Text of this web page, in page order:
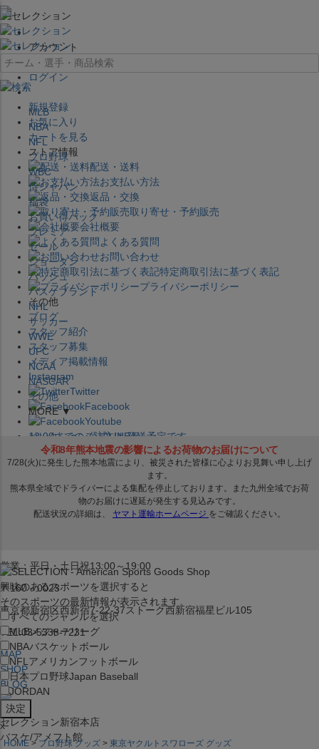
×
アカウント
ログイン
新規登録
お気に入り
カートを見る
ストア情報
配送・送料
お支払い方法
返品・交換
取り寄せ・予約販売
会社概要
よくある質問
お問い合わせ
特定商取引法に基づく表記
プライバシーポリシー
その他
ブログ
スタッフ紹介
スタッフ募集
メディア掲載情報
Instagram
Twitter
Facebook
Youtube
セレクション公式LINE@
営業：平日・土日祝13:00～19:00
〒160－0023
東京都新宿区西新宿7-22-37ストーク西新宿福星ビル105
TEL:03-5338-7231
MAP
SHOP
BLOG
セレクション新宿本店
バスケ/アメフト館
MLB
NBA
NFL
プロ野球
WBC
侍ジャパン
福袋
お買い得パック
プレミア
セール
ジョーダン
バッシュ
バスケブランド
NHL
サッカー
WWE
UFC
NCAA
NASCAR
その他
MORE ▼
12:00までのご注文は発送予定です。
在庫品は 1-3営業日内で発送!! ※お取寄せ商品は対象外
興味のあるスポーツを選択すると
そのスポーツの最新情報が表示されます。
すべてのジャンルを選択
MLBメジャーリーグ
NBAバスケットボール
NFL アメリカンフットボール
日本プロ野球Japan Baseball
JORDAN
x
HOME プロ野球 グッズ
東京ヤクルトスワローズ グッズ